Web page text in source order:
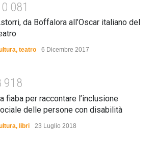
0 081
da Boffalora all’Oscar italiano del
, teatro 6 Dicembre 2017
91 8
fiaba per raccontare l’inclusione
delle persone con disabilità
, libri 23 Luglio 2018